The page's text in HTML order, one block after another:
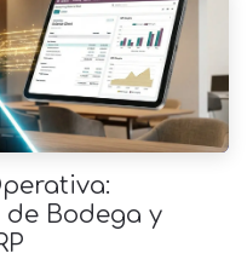
Bodega y